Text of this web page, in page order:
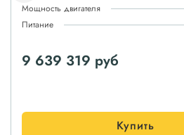
Мощность двигателя
Питание
9 639 319 руб
Купить